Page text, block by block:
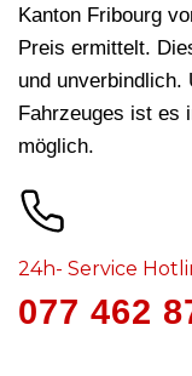
Kanton Fribourg
Preis ermittelt.
und unverbindlich.
Fahrzeuges ist es
möglich.
24h- Service
077 462